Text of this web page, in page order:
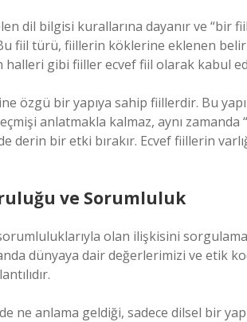
dil bilgisi kurallarına dayanır ve “bir
fiil türü, fiillerin köklerine eklenen
gibi fiiller ecvef fiil olarak kabul
özgü bir yapıya sahip fiillerdir. Bu
anlatmakla kalmaz, aynı zamanda
bir etki bırakır. Ecvef fiillerin
ve Sorumluluk
olan ilişkisini
dünyaya dair değerlerimizi ve etik
ne anlama geldiği, sadece dilsel bir